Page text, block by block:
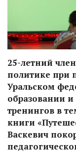
25-летний
политике при
Уральском
образовании
тренингов в
книги
Васкевич